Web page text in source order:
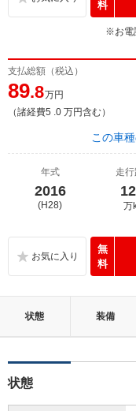
料
※お電
支払総額（税込）
89.8万円
（諸経費5 .0 万円含む）
この車
年式
2016
(H28)
走
万
無
料
状態 装備
状態